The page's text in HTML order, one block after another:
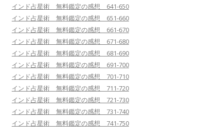
インド占星術 無料鑑定の感想 641-650
インド占星術 無料鑑定の感想 651-660
インド占星術 無料鑑定の感想 661-670
インド占星術 無料鑑定の感想 671-680
インド占星術 無料鑑定の感想 681-690
インド占星術 無料鑑定の感想 691-700
インド占星術 無料鑑定の感想 701-710
インド占星術 無料鑑定の感想 711-720
インド占星術 無料鑑定の感想 721-730
インド占星術 無料鑑定の感想 731-740
インド占星術 無料鑑定の感想 741-750